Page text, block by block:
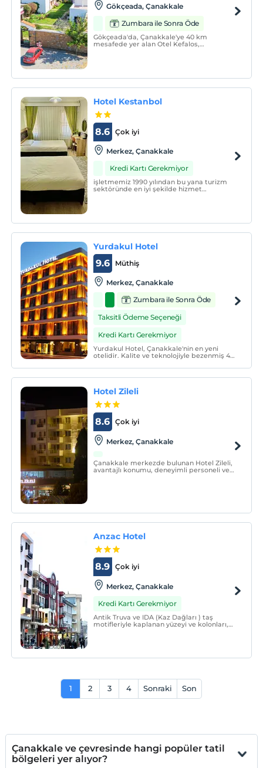
Gökçeada‎, Çanakkale
Zumbara ile Sonra Öde
Gökçeada'da, Çanakkale'ye 40 km
mesafede yer alan Otel Kefalos,
bünyesindeki özel otopark ücretsizdir.
Hotel Kestanbol
Çok iyi
8.6
Merkez‎, Çanakkale
Kredi Kartı Gerekmiyor
işletmemiz 1990 yılından bu yana turizm
sektöründe en iyi şekilde hizmet
Yurdakul Hotel
Müthiş
9.6
Merkez‎, Çanakkale
Zumbara ile Sonra Öde
Taksitli Ödeme Seçeneği
Kredi Kartı Gerekmiyor
Yurdakul Hotel, Çanakkale'nin en yeni
otelidir. Kalite ve teknolojiyle bezenmiş 48
Şehir merkezine ve havaalanına yürüme
mesafesindeyiz.
Hotel Zileli
Çok iyi
8.6
Merkez‎, Çanakkale
Çanakkale merkezde bulunan Hotel Zileli,
avantajlı konumu, deneyimli personeli ve
Anzac Hotel
Çok iyi
8.9
Merkez‎, Çanakkale
Kredi Kartı Gerekmiyor
Antik Truva ve IDA (Kaz Dağları ) taş
motifleriyle kaplanan yüzeyi ve kolonları,
sergilendiği böl
1 2 3 4 Sonraki Son
Çanakkale ve çevresinde hangi popüler tatil
bölgeleri yer alıyor?